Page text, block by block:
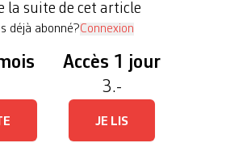
et économique». «Il n’y […]
la suite de cet article
déjà abonné?Connexion
Accès 1 jour
3.-
JE LIS